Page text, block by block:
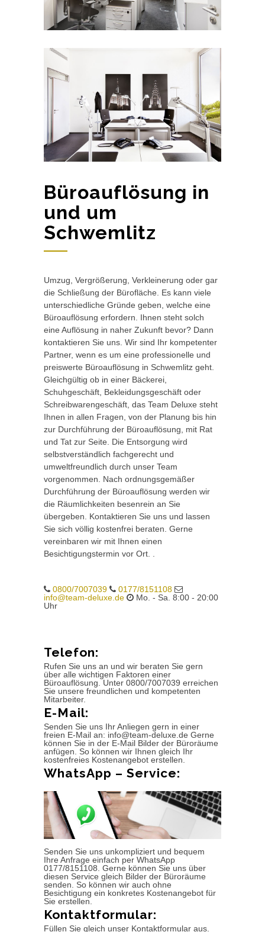
Büroauflösung in
und um
Schwemlitz
Umzug, Vergrößerung, Verkleinerung oder gar
die Schließung der Bürofläche. Es kann viele
unterschiedliche Gründe geben, welche eine
Büroauflösung erfordern. Ihnen steht solch
eine Auflösung in naher Zukunft bevor? Dann
kontaktieren Sie uns. Wir sind Ihr kompetenter
Partner, wenn es um eine professionelle und
preiswerte Büroauflösung in Schwemlitz geht.
Gleichgültig ob in einer Bäckerei,
Schuhgeschäft, Bekleidungsgeschäft oder
Schreibwarengeschäft, das Team Deluxe steht
Ihnen in allen Fragen, von der Planung bis hin
zur Durchführung der Büroauflösung, mit Rat
und Tat zur Seite. Die Entsorgung wird
selbstverständlich fachgerecht und
umweltfreundlich durch unser Team
vorgenommen. Nach ordnungsgemäßer
Durchführung der Büroauflösung werden wir
die Räumlichkeiten besenrein an Sie
übergeben. Kontaktieren Sie uns und lassen
Sie sich völlig kostenfrei beraten. Gerne
vereinbaren wir mit Ihnen einen
Besichtigungstermin vor Ort. .
0800/7007039
0177/8151108
info@team-deluxe.de
Mo. - Sa. 8:00 - 20:00
Uhr
Telefon:
Rufen Sie uns an und wir beraten Sie gern
über alle wichtigen Faktoren einer
Büroauflösung. Unter 0800/7007039 erreichen
Sie unsere freundlichen und kompetenten
Mitarbeiter.
E-Mail:
Senden Sie uns Ihr Anliegen gern in einer
freien E-Mail an: info@team-deluxe.de Gerne
können Sie in der E-Mail Bilder der Büroräume
anfügen. So können wir Ihnen gleich Ihr
kostenfreies Kostenangebot erstellen.
WhatsApp – Service:
Senden Sie uns unkompliziert und bequem
Ihre Anfrage einfach per WhatsApp
0177/8151108. Gerne können Sie uns über
diesen Service gleich Bilder der Büroräume
senden. So können wir auch ohne
Besichtigung ein konkretes Kostenangebot für
Sie erstellen.
Kontaktformular:
Füllen Sie gleich unser Kontaktformular aus.